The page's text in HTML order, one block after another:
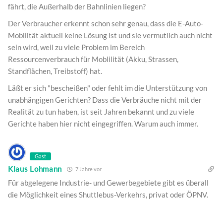
fährt, die Außerhalb der Bahnlinien liegen?
Der Verbraucher erkennt schon sehr genau, dass die E-Auto-
Mobilität aktuell keine Lösung ist und sie vermutlich auch nicht
sein wird, weil zu viele Problem im Bereich
Ressourcenverbrauch für Moblilität (Akku, Strassen,
Standflächen, Treibstoff) hat.
Läßt er sich "bescheißen" oder fehlt im die Unterstützung von
unabhängigen Gerichten? Dass die Verbräuche nicht mit der
Realität zu tun haben, ist seit Jahren bekannt und zu viele
Gerichte haben hier nicht eingegriffen. Warum auch immer.
Gast
Klaus Lohmann 7 Jahre vor
Für abgelegene Industrie- und Gewerbegebiete gibt es überall
die Möglichkeit eines Shuttlebus-Verkehrs, privat oder ÖPNV.